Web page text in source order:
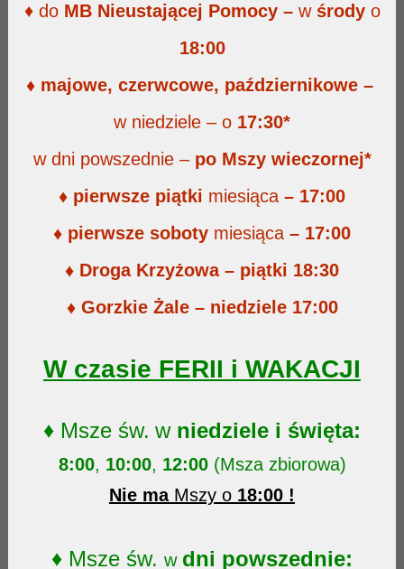
♦ do MB Nieustającej Pomocy – wśrody o
18:00
♦ majowe, czerwcowe, październikowe –
w niedziele – o 17:30*
w dni powszednie – po Mszy wieczornej*
♦ pierwsze piątki miesiąca – 17:00
♦ pierwsze soboty miesiąca – 17:00
♦ Droga Krzyżowa – piątki 18:30
♦ Gorzkie Żale – niedziele 17:00
W czasie FERII i WAKACJI
♦ Msze św. wniedziele i święta:
8:00, 10:00, 12:00(Msza zbiorowa)
Nie maMszy o 18:00 !
♦ Msze św. w dni powszednie: